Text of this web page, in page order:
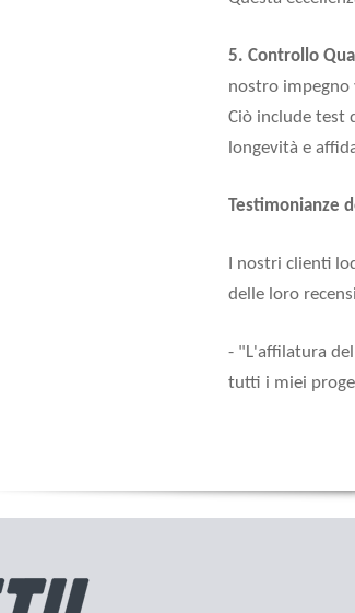
5. Controllo
nostro impegno
Ciò include test
longevità e
Testimonianze
I nostri clienti
delle loro
- "L'affilatura
tutti i miei